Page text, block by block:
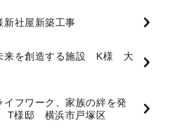
新社屋新築工事
来を創造する施設 K様 大
イフワーク、家族の絆を発
T様邸 横浜市戸塚区